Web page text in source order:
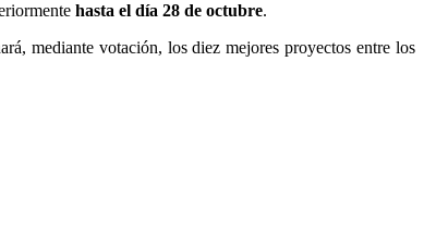
hasta el día 28 de octubre.
mediante votación, los diez mejores proyectos entre los